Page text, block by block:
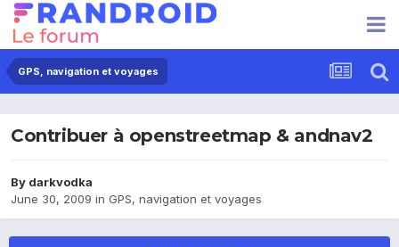
GPS, navigation et voyages
Contribuer à openstreetmap & andnav2
By darkvodka
June 30, 2009 in GPS, navigation et voyages